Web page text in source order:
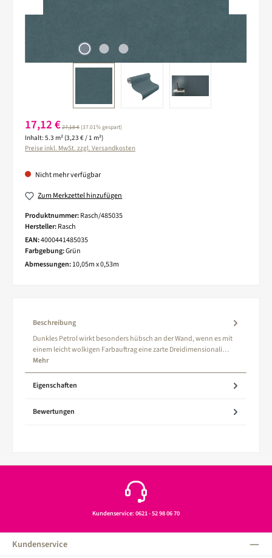
Verkaufspreis:
17,12 €Regulärer Preis:
27,18 €(37.01% gespart)
Inhalt: 5.3 m² (3,23 € / 1 m²)
Preise inkl. MwSt. zzgl. Versandkosten
Nicht mehr verfügbar
Zum Merkzettel hinzufügen
Produktnummer:Rasch/485035
Hersteller:Rasch
EAN:4000441485035
Farbgebung:Grün
Abmessungen:10,05m x 0,53m
Beschreibung
Dunkles Petrol wirkt besonders hübsch an der Wand, wenn es mit
einem leicht wolkigen Farbauftrag eine zarte Dreidimensionali…
Mehr
Eigenschaften
Bewertungen
Kundenservice: 0621 - 52 98 06 70
Kundenservice